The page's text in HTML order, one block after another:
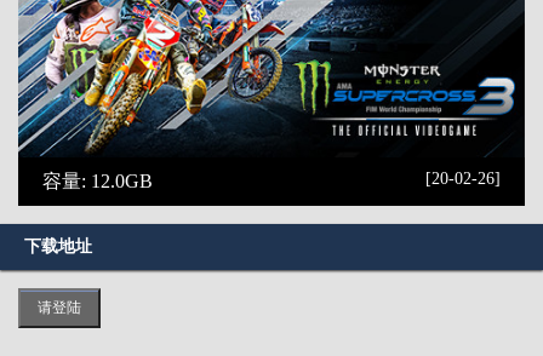
容量: 12.0GB [20-02-26]
下载地址
请登陆